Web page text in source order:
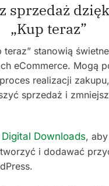
sprzedaż
„Kup teraz”
teraz” stanowią
eCommerce. Mogą
realizacji
sprzedaż i
Downloads,
i dodawać